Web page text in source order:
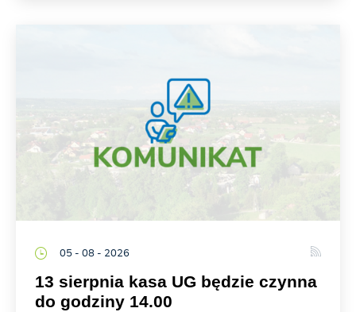
05 - 08 - 2026
13 sierpnia kasa UG będzie czynna
do godziny 14.00